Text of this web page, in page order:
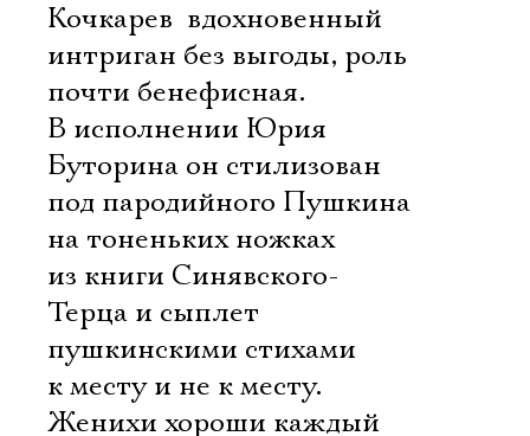
Кочкарев  вдохновенный
интриган без выгоды, роль
почти бенефисная.
В исполнении Юрия
Буторина он стилизован
под пародийного Пушкина
на тоненьких ножках
из книги Синявского-
Терца и сыплет
пушкинскими стихами
к месту и не к месту.
Женихи хороши каждый